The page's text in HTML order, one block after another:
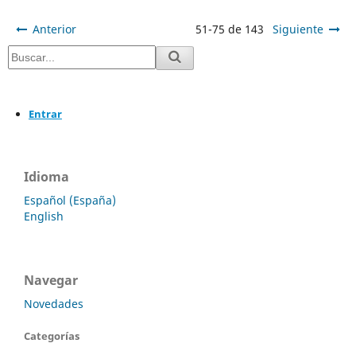
Anterior 51-75 de 143 Siguiente
Entrar
Idioma
Español (España)
English
Navegar
Novedades
Categorías